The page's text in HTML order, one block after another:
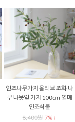
인조나무가지 올리브 조화 나
무 나뭇잎 가지 100cm 열매
인조식물
8,400원 7% ↓